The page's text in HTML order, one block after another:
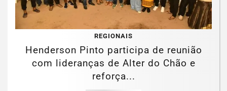
REGIONAIS
Henderson Pinto participa de reunião
com lideranças de Alter do Chão e
reforça...